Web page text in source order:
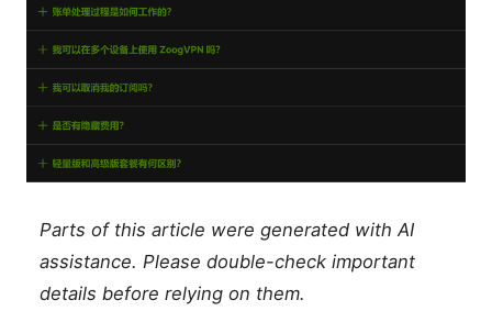
Parts of this article were generated with AI
assistance. Please double-check important
details before relying on them.